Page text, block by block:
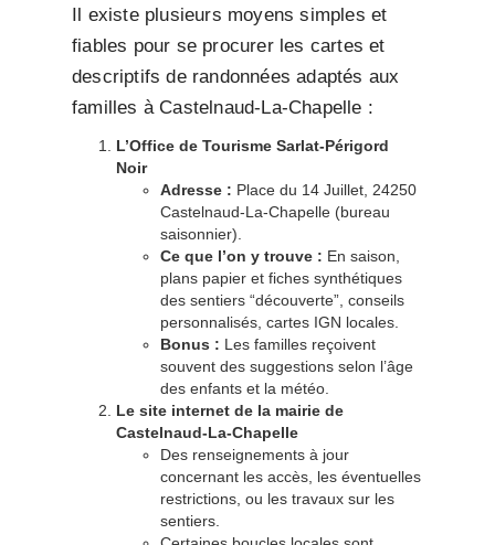
Il existe plusieurs moyens simples et
fiables pour se procurer les cartes et
descriptifs de randonnées adaptés aux
familles à Castelnaud-La-Chapelle :
L’Office de Tourisme Sarlat-Périgord
Noir
Adresse : Place du 14 Juillet, 24250
Castelnaud-La-Chapelle (bureau
saisonnier).
Ce que l’on y trouve : En saison,
plans papier et fiches synthétiques
des sentiers “découverte”, conseils
personnalisés, cartes IGN locales.
Bonus : Les familles reçoivent
souvent des suggestions selon l’âge
des enfants et la météo.
Le site internet de la mairie de
Castelnaud-La-Chapelle
Des renseignements à jour
concernant les accès, les éventuelles
restrictions, ou les travaux sur les
sentiers.